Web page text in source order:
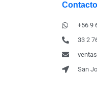
Contacto
+56 9
33 2
San